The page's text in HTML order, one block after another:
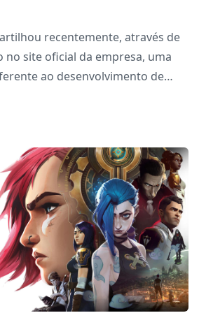
recentemente, através de
site oficial da empresa, uma
ao desenvolvimento de
da comunidade, sendo qu